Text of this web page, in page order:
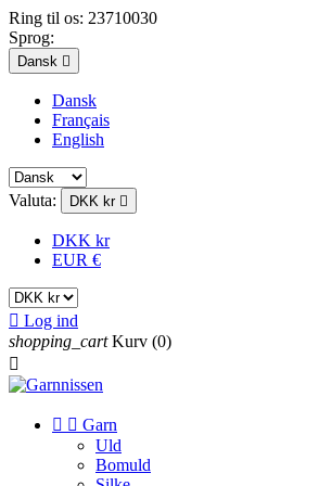
Ring til os: 23710030
Sprog:
Dansk 
Dansk
Français
English
Valuta: DKK kr 
DKK kr
EUR €
 Log ind
shopping_cart Kurv (0)

  Garn
Uld
Bomuld